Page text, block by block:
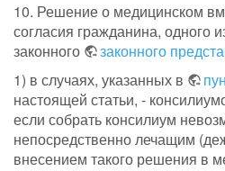
10. Решение о медицинском
согласия гражданина, одного
законного
законного
1) в случаях, указанных в
настоящей статьи, -
если собрать консилиум
непосредственно лечащим
внесением такого решения в